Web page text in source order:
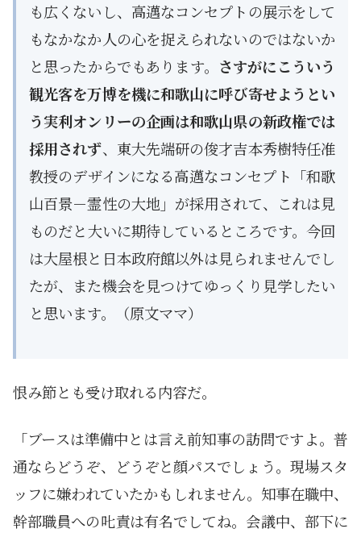
も広くないし、高邁なコンセプトの展示をして
もなかなか人の心を捉えられないのではないか
と思ったからでもあります。 さすがにこういう
観光客を万博を機に和歌山に呼び寄せようとい
う実利オンリーの企画は和歌山県の新政権では
採用されず、東大先端研の俊才吉本秀樹特任准
教授のデザインになる高邁なコンセプト「和歌
山百景－霊性の大地」が採用されて、これは見
ものだと大いに期待しているところです。今回
は大屋根と日本政府館以外は見られませんでし
たが、また機会を見つけてゆっくり見学したい
と思います。（原文ママ）
恨み節とも受け取れる内容だ。
「ブースは準備中とは言え前知事の訪問ですよ。普
通ならどうぞ、どうぞと顔パスでしょう。現場スタ
ッフに嫌われていたかもしれません。知事在職中、
幹部職員への𠮟責は有名でしてね。会議中、部下に